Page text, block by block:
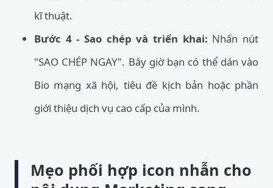
kĩ thuật.
Bước 4 - Sao chép và triển khai: Nhấn nút
"SAO CHÉP NGAY". Bây giờ bạn có thể dán vào
Bio mạng xã hội, tiêu đề kịch bản hoặc phần
giới thiệu dịch vụ cao cấp của mình.
Mẹo phối hợp icon nhẫn cho